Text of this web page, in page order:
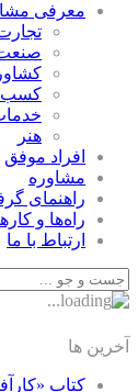
معرفی
كسب و
هنر
افراد موفق
مشاوره
راهنمای
راه‌ها و
ارتباط با ما
آخرین ها
کتاب